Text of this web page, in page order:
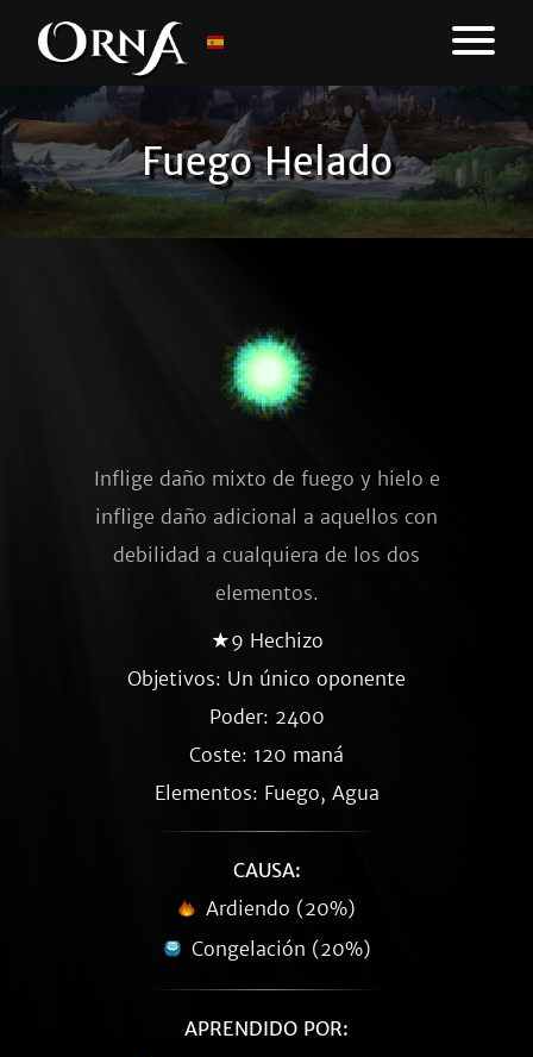
Fuego Helado
Inflige daño mixto de fuego y hielo e
inflige daño adicional a aquellos con
debilidad a cualquiera de los dos
elementos.
★9 Hechizo
Objetivos: Un único oponente
Poder: 2400
Coste: 120 maná
Elementos: Fuego, Agua
CAUSA:
Ardiendo (20%)
Congelación (20%)
APRENDIDO POR: